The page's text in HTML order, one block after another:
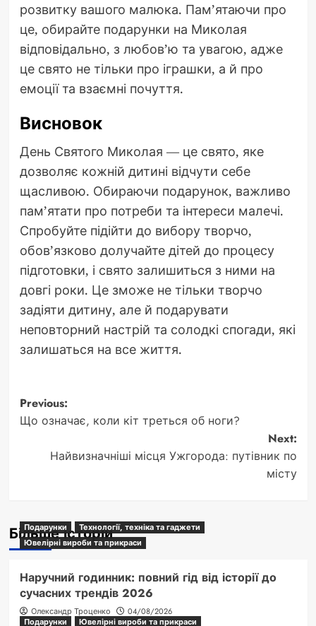
розвитку вашого малюка. Пам’ятаючи про
це, обирайте подарунки на Миколая
відповідально, з любов’ю та увагою, адже
це свято не тільки про іграшки, а й про
емоції та взаємні почуття.
Висновок
День Святого Миколая — це свято, яке
дозволяє кожній дитині відчути себе
щасливою. Обираючи подарунок, важливо
пам’ятати про потреби та інтереси малечі.
Спробуйте підійти до вибору творчо,
обов’язково долучайте дітей до процесу
підготовки, і свято залишиться з ними на
довгі роки. Це зможе не тільки творчо
задіяти дитину, але й подарувати
неповторний настрій та солодкі спогади, які
залишаться на все життя.
Post
navigation
Previous:
Що означає, коли кіт треться об ноги?
Next:
Найвизначніші місця Ужгорода: путівник по
місту
Більше історій
Подарунки
Технології, техніка та гаджети
Ювелірні вироби та прикраси
Наручний годинник: повний гід від історії до
сучасних трендів 2026
Олександр Троценко
04/08/2026
Подарунки
Ювелірні вироби та прикраси